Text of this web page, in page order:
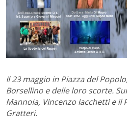
Il 23 maggio in Piazza del
Borsellino e delle loro scorte.
Mannoia, Vincenzo Iacchetti e il
Gratteri.